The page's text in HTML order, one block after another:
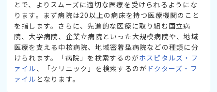
とで、よりスムーズに適切な医療を受けられるようにな
ります。まず病院は20以上の病床を持つ医療機関のこと
を指します。さらに、先進的な医療に取り組む国立病
院、大学病院、企業立病院といった大規模病院や、地域
医療を支える中核病院、地域密着型病院などの種類に分
けられます。「病院」を検索するのがホスピタルズ・フ
ァイル、「クリニック」を検索するのが ドクターズ・フ
ァイル となります。